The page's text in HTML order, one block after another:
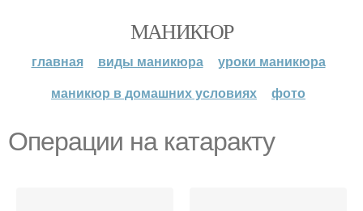
МАНИКЮР
главная виды маникюра
уроки маникюра
маникюр в домашних условиях
фото
Операции на катаракту